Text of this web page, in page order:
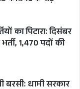
वोटिंग होने पर वे
सकेगे और वहां के
प्रवासियों को
का पिटारा: दिसंबर
1,470 पदों की
बरसी: धामी सरकार